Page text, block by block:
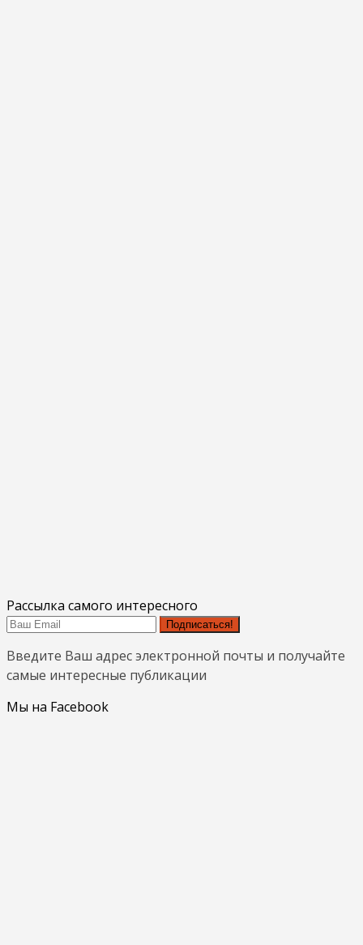
Рассылка самого интересного
Подписаться!
Введите Ваш адрес электронной почты и получайте
самые интересные публикации
Мы на Facebook